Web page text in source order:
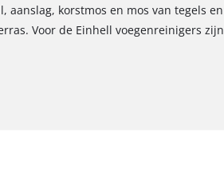
korstmos en mos van tegels en
Voor de Einhell voegenreinigers zijn